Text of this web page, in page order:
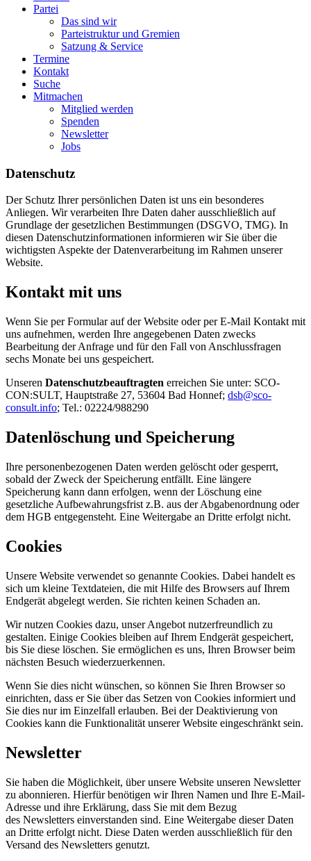
Partei
Das sind wir
Parteistruktur und Gremien
Satzung & Service
Termine
Kontakt
Suche
Mitmachen
Mitglied werden
Spenden
Newsletter
Jobs
Datenschutz
Der Schutz Ihrer persönlichen Daten ist uns ein besonderes
Anliegen. Wir verarbeiten Ihre Daten daher ausschließlich auf
Grundlage der gesetzlichen Bestimmungen (DSGVO, TMG). In
diesen Datenschutzinformationen informieren wir Sie über die
wichtigsten Aspekte der Datenverarbeitung im Rahmen unserer
Website.
Kontakt mit uns
Wenn Sie per Formular auf der Website oder per E-Mail Kontakt mit
uns aufnehmen, werden Ihre angegebenen Daten zwecks
Bearbeitung der Anfrage und für den Fall von Anschlussfragen
sechs Monate bei uns gespeichert.
Unseren Datenschutzbeauftragten erreichen Sie unter: SCO-
CON:SULT, Hauptstraße 27, 53604 Bad Honnef; dsb@sco-
consult.info; Tel.: 02224/988290
Datenlöschung und Speicherung
Ihre personenbezogenen Daten werden gelöscht oder gesperrt,
sobald der Zweck der Speicherung entfällt. Eine längere
Speicherung kann dann erfolgen, wenn der Löschung eine
gesetzliche Aufbewahrungsfrist z.B. aus der Abgabenordnung oder
dem HGB entgegensteht. Eine Weitergabe an Dritte erfolgt nicht.
Cookies
Unsere Website verwendet so genannte Cookies. Dabei handelt es
sich um kleine Textdateien, die mit Hilfe des Browsers auf Ihrem
Endgerät abgelegt werden. Sie richten keinen Schaden an.
Wir nutzen Cookies dazu, unser Angebot nutzerfreundlich zu
gestalten. Einige Cookies bleiben auf Ihrem Endgerät gespeichert,
bis Sie diese löschen. Sie ermöglichen es uns, Ihren Browser beim
nächsten Besuch wiederzuerkennen.
Wenn Sie dies nicht wünschen, so können Sie Ihren Browser so
einrichten, dass er Sie über das Setzen von Cookies informiert und
Sie dies nur im Einzelfall erlauben. Bei der Deaktivierung von
Cookies kann die Funktionalität unserer Website eingeschränkt sein.
Newsletter
Sie haben die Möglichkeit, über unsere Website unseren Newsletter
zu abonnieren. Hierfür benötigen wir Ihren Namen und Ihre E-Mail-
Adresse und ihre Erklärung, dass Sie mit dem Bezug
des Newsletters einverstanden sind. Eine Weitergabe dieser Daten
an Dritte erfolgt nicht. Diese Daten werden ausschließlich für den
Versand des Newsletters genutzt.